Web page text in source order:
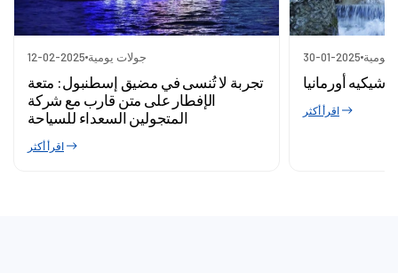
12-02-2025 جولات يومية
تجربة لا تُنسى في مضيق إسطنبول: متعة
الإفطار على متن قارب مع شركة
المتجولين السعداء للسياحة
اقرأ أكثر
30-01-2025 يومية
أورمانيا
اقرأ أكثر